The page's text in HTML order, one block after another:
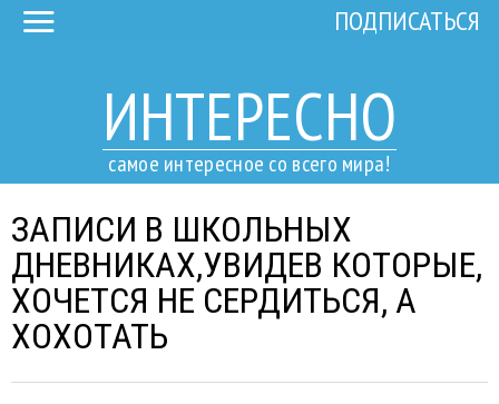
ИНТЕРЕСНО
самое интересное со всего мира!
ПОДПИСАТЬСЯ
ЗАПИСИ В ШКОЛЬНЫХ
ДНЕВНИКАХ,УВИДЕВ КОТОРЫЕ,
ХОЧЕТСЯ НЕ СЕРДИТЬСЯ, А
ХОХОТАТЬ